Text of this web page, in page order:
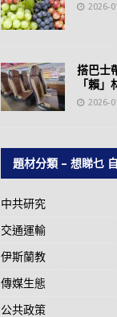
2026-
搭巴士
「賴」
2026-
題材分類 – 想睇乜
中共研究
交通運輸
伊斯蘭教
傳媒生態
公共政策